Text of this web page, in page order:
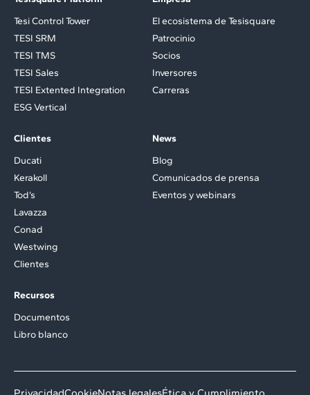
Tesi Control Tower
TESI SRM
TESI TMS
TESI Sales
TESI Extented Integration
ESG Vertical
El ecosistema de Tesisquare
Patrocinio
Socios
Inversores
Carreras
Clientes
Ducati
Kerakoll
Tod’s
Lavazza
Conad
Westwing
Clientes
News
Blog
Comunicados de prensa
Eventos y webinars
Recursos
Documentos
Libro blanco